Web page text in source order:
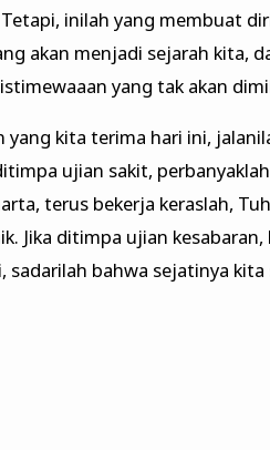
inilah yang membuat
akan menjadi sejarah kita,
yang tak akan
yang kita terima hari ini,
ujian sakit,
terus bekerja keraslah,
Jika ditimpa ujian
sadarilah bahwa sejatinya kita